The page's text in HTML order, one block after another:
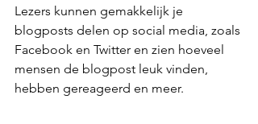
Lezers kunnen gemakkelijk je
blogposts delen op social media, zoals
Facebook en Twitter en zien hoeveel
mensen de blogpost leuk vinden,
hebben gereageerd en meer.